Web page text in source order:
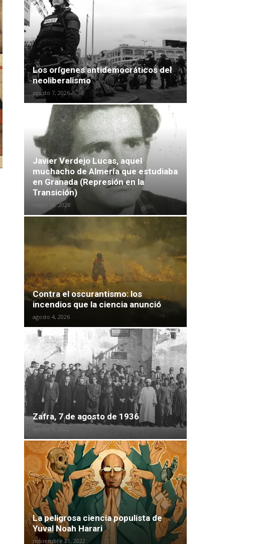
Los orígenes antidemocráticos del
neoliberalismo
agosto 7, 2026
Javier Verdejo Lucas, aquel
muchacho de Almería que estudiaba
en Granada (Represión en la
Transición)
mayo 16, 2026
Contra el oscurantismo: los
incendios que la ciencia anunció
agosto 4, 2026
Zafra, 7 de agosto de 1936
agosto 8, 2022
La peligrosa ciencia populista de
Yuval Noah Harari
noviembre 21, 2022